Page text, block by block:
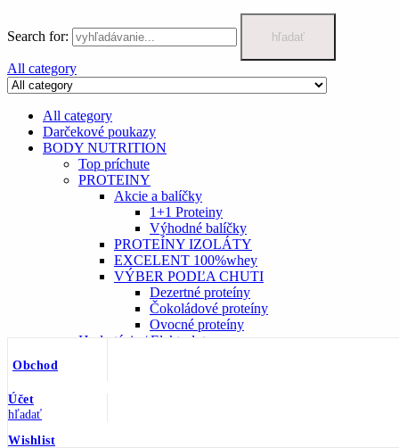
Obchod
Účet
hľadať
Wishlist
Search for: hľadať
All category
All category
Darčekové poukazy
BODY NUTRITION
Top príchute
PROTEINY
Akcie a balíčky
1+1 Proteiny
Výhodné balíčky
PROTEÍNY IZOLÁTY
EXCELENT 100%whey
VÝBER PODĽA CHUTI
Dezertné proteíny
Čokoládové proteíny
Ovocné proteíny
Hydratácia / Elektrolyty